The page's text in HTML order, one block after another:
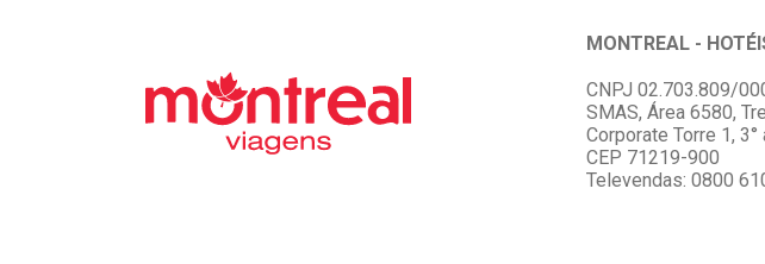
MONTREAL -
CNPJ 02.703.809/
SMAS, Área 6580,
Corporate Torre 1, 3°
CEP 71219-900
Televendas: 0800